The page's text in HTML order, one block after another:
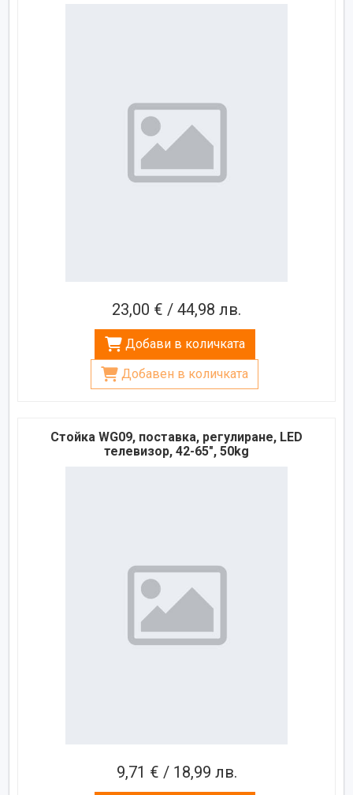
23,00 € / 44,98 лв.
Добави в количката
Добавен в количката
Стойка WG09, поставка, регулиране, LED
телевизор, 42-65", 50kg
9,71 € / 18,99 лв.